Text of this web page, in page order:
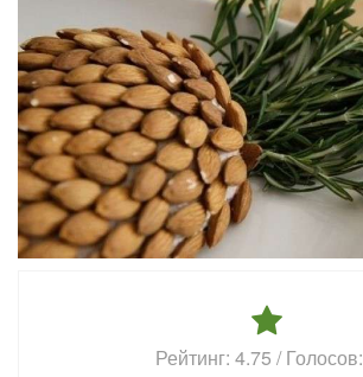
Рейтинг: 4.75 / Голосов: